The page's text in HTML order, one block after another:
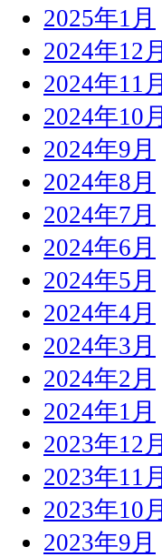
2025年1月
2024年12月
2024年11月
2024年10月
2024年9月
2024年8月
2024年7月
2024年6月
2024年5月
2024年4月
2024年3月
2024年2月
2024年1月
2023年12月
2023年11月
2023年10月
2023年9月